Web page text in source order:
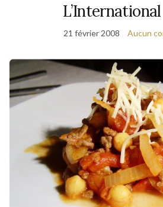
21 février 2008 Aucun